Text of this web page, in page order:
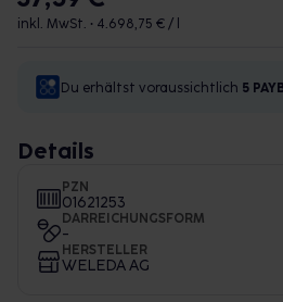
inkl. MwSt. • 4.698,75 € / l
Du erhältst voraussichtlich 5
Details
PZN
01621253
DARREICHUNGSFORM
-
HERSTELLER
WELEDA AG